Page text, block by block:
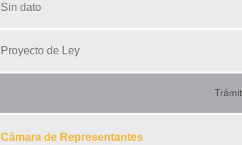
Sin dato
Proyecto de Ley
Cámara de Representantes